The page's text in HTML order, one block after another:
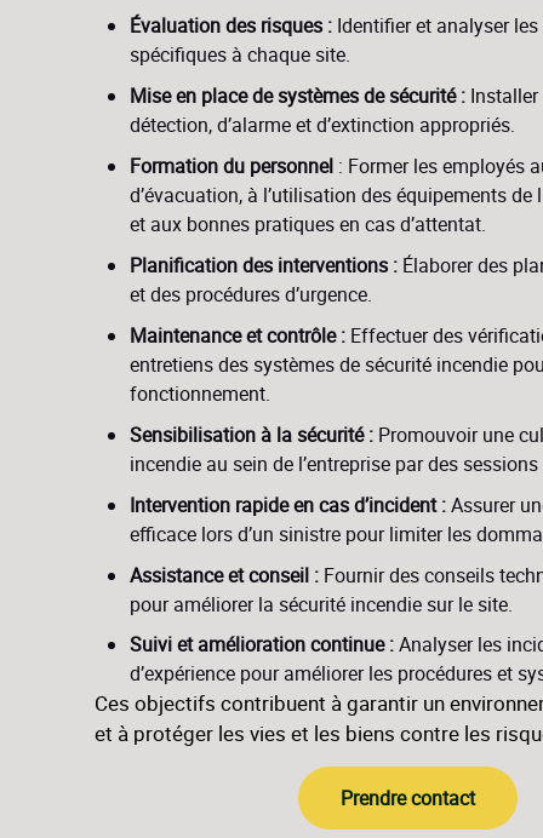
Évaluation des risques : Identifier et analyser
spécifiques à chaque site.
Mise en place de systèmes de sécurité :
détection, d’alarme et d’extinction appropriés.
Formation du personnel : Former les employés
d’évacuation, à l’utilisation des équipements de
et aux bonnes pratiques en cas d’attentat.
Planification des interventions : Élaborer des
et des procédures d’urgence.
Maintenance et contrôle : Effectuer des
entretiens des systèmes de sécurité incendie
fonctionnement.
Sensibilisation à la sécurité : Promouvoir une
incendie au sein de l’entreprise par des
Intervention rapide en cas d’incident :Assurer
efficace lors d’un sinistre pour limiter les
Assistance et conseil : Fournir des conseils
pour améliorer la sécurité incendie sur le site.
Suivi et amélioration continue :Analyser les
d’expérience pour améliorer les procédures et
Ces objectifs contribuent à garantir un
et à protéger les vies et les biens contre les
Prendre contact